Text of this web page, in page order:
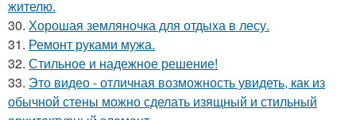
жителю.
30. Хорошая земляночка для отдыха в лесу.
31. Ремонт руками мужа.
32. Стильное и надежное решение!
33. Это видео - отличная возможность увидеть, как из
обычной стены можно сделать изящный и стильный